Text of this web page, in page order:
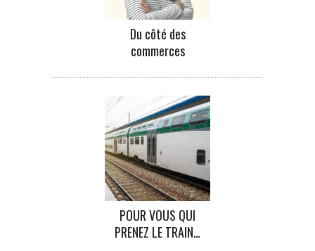
Du côté des
commerces
POUR VOUS QUI
PRENEZ LE TRAIN…